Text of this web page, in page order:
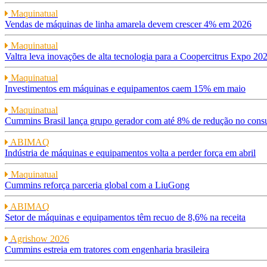
Maquinatual
Vendas de máquinas de linha amarela devem crescer 4% em 2026
Maquinatual
Valtra leva inovações de alta tecnologia para a Coopercitrus Expo
Maquinatual
Investimentos em máquinas e equipamentos caem 15% em maio
Maquinatual
Cummins Brasil lança grupo gerador com até 8% de redução no
ABIMAQ
Indústria de máquinas e equipamentos volta a perder força em abril
Maquinatual
Cummins reforça parceria global com a LiuGong
ABIMAQ
Setor de máquinas e equipamentos têm recuo de 8,6% na receita
Agrishow 2026
Cummins estreia em tratores com engenharia brasileira